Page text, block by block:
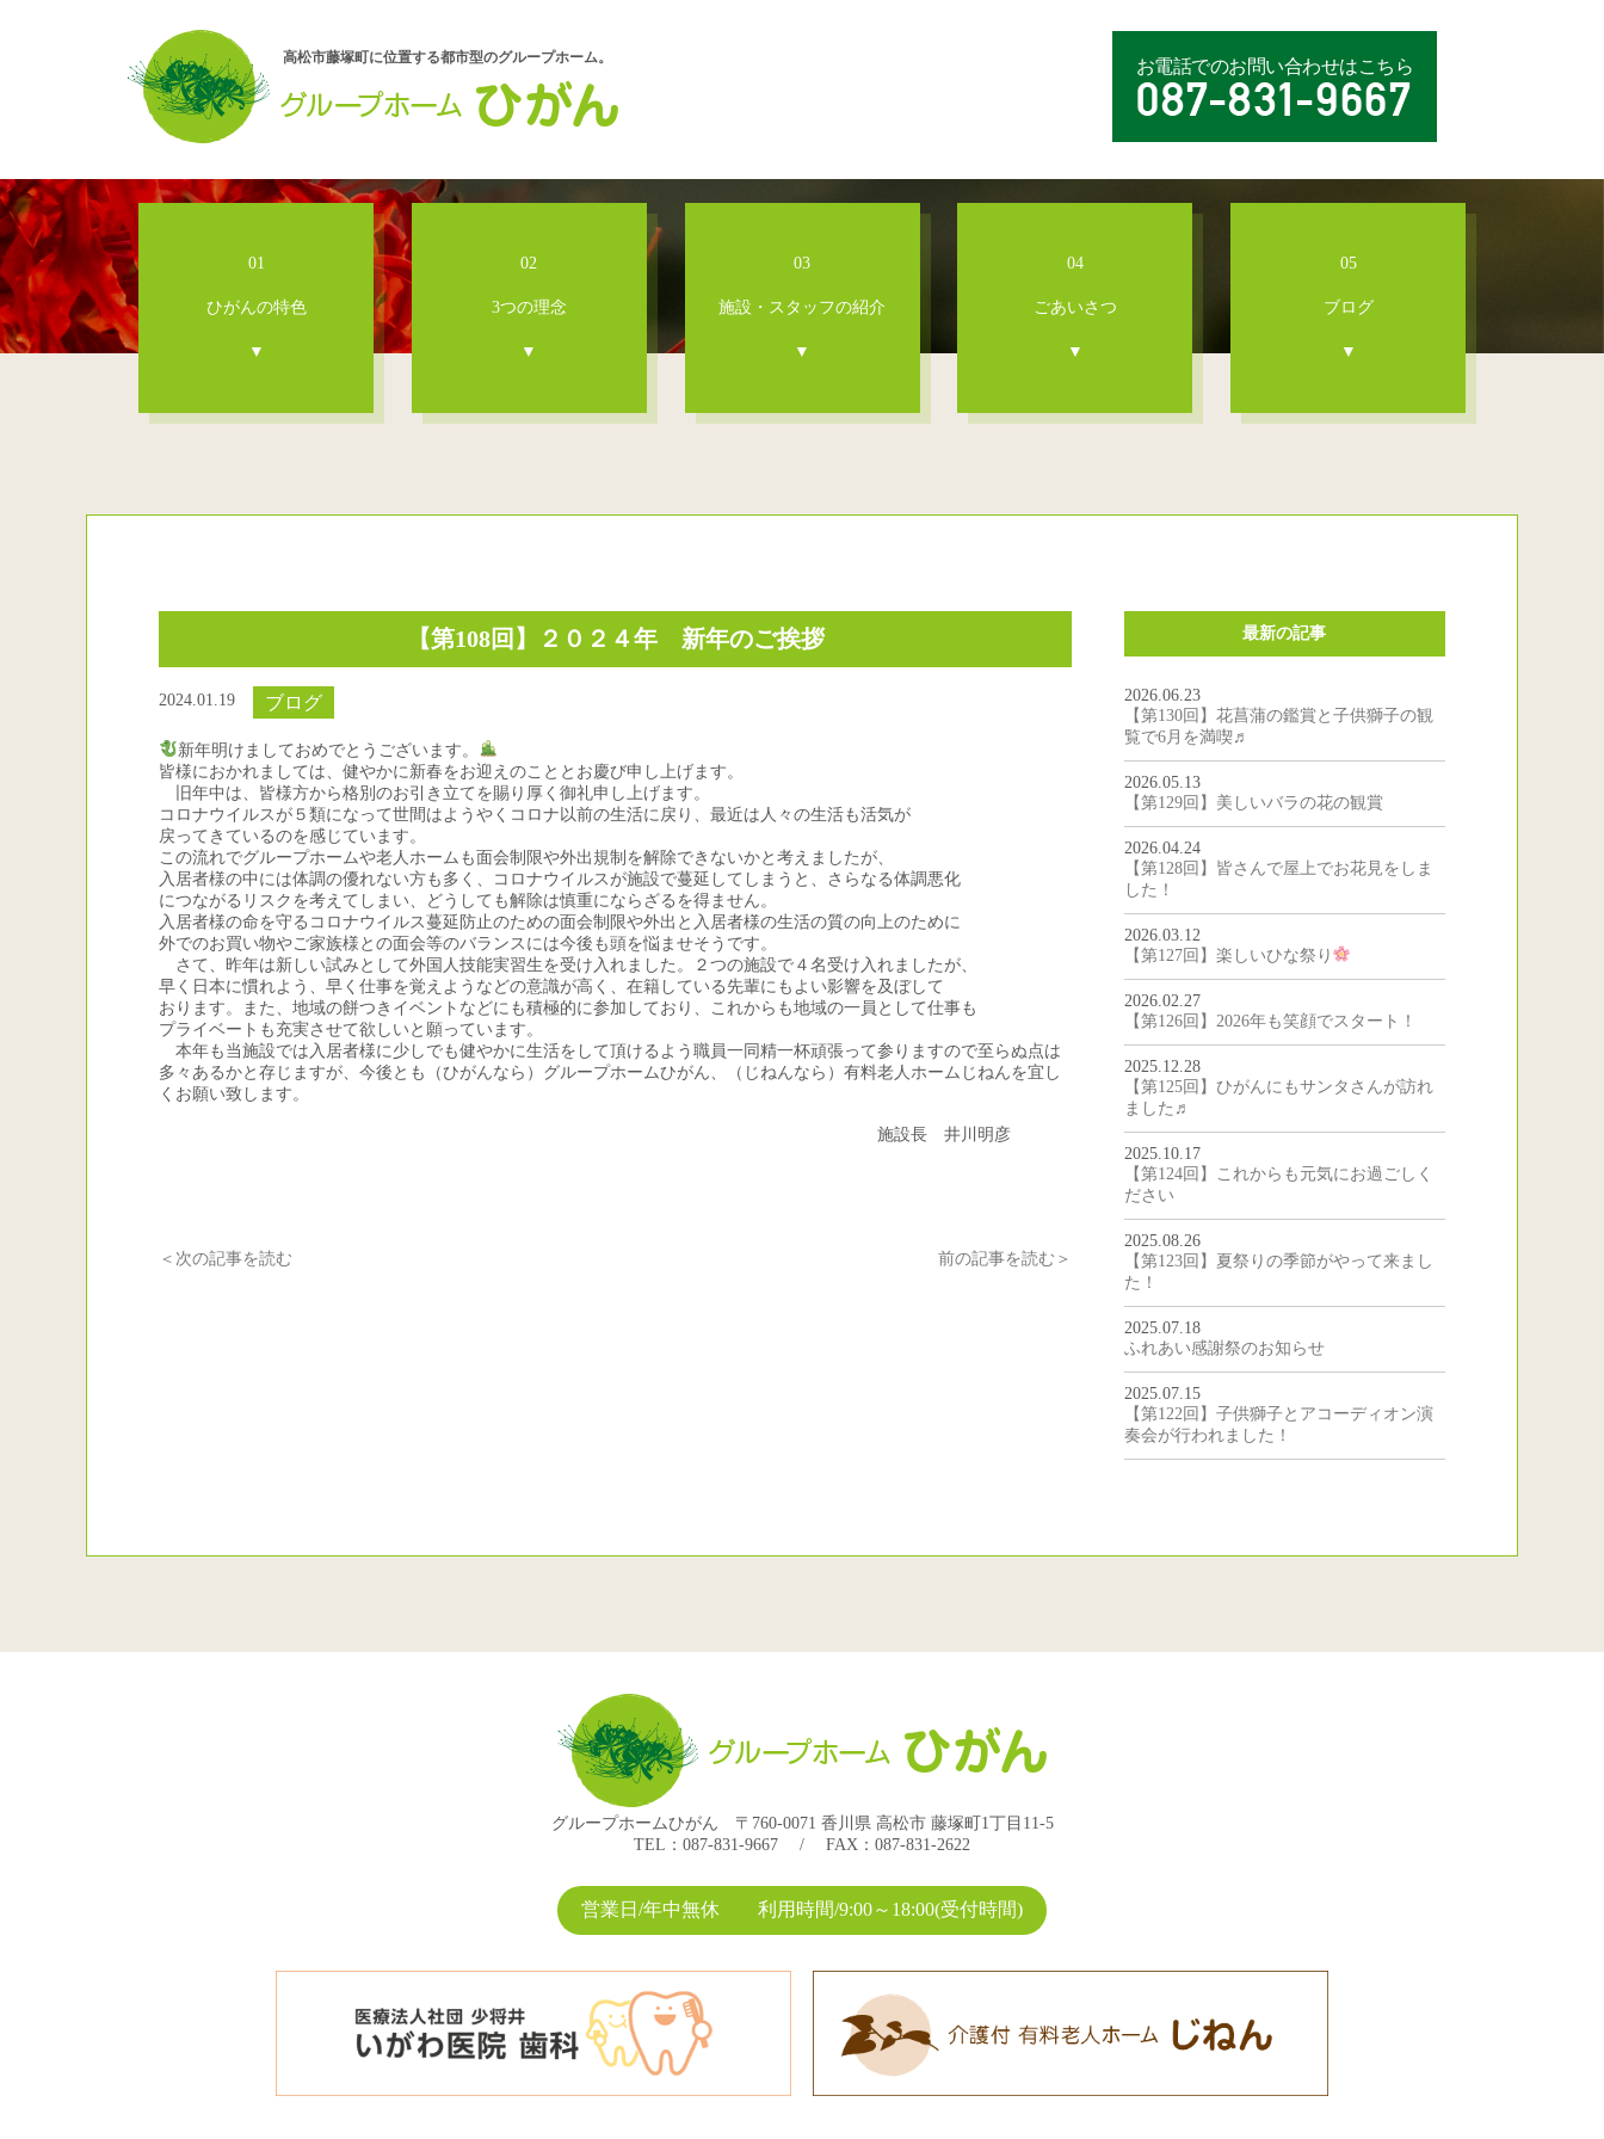
高松市藤塚町に位置する都市型のグループホーム。 お電話でのお問い合わせはこちら
01
ひがんの特色
▼
02
3つの理念
▼
03
施設・スタッフの紹介
▼
04
ごあいさつ
▼
05
ブログ
▼
【第108回】２０２４年 新年のご挨拶
2024.01.19 ブログ
新年明けましておめでとうございます。
皆様におかれましては、健やかに新春をお迎えのことと お慶び申し上げます。
旧年中は、皆様方から格別のお引き立てを賜り厚く御礼申し上げます。
コロナウイルスが５類になって世間はようやくコロナ以前の生活に戻り、最近は人々の生活も活気が
戻ってきているのを感じています。
この流れでグループホームや老人ホームも面会制限や外出規制を解除できないかと考えましたが、
入居者様の中には体調の優れない方も多く、コロナウイルスが施設で蔓延してしまうと、さらなる体調悪化
につながるリスクを考えてしまい、どうしても解除は慎重にならざるを得ません。
入居者様の命を守るコロナウイルス蔓延防止のための面会制限や外出と入居者様の生活の質の向上のために
外でのお買い物やご家族様との面会等のバランスには今後も頭を悩ませそうです。
さて、昨年は新しい試みとして外国人技能実習生を受け入れました。２つの施設で４名受け入れましたが、
早く日本に慣れよう、早く仕事を覚えようなどの意識が高く、在籍している先輩にもよい影響を及ぼして
おります。また、地域の餅つきイベントなどにも積極的に参加しており、これからも地域の一員として仕事も
プライベートも充実させて欲しいと願っています。
本年も当施設では入居者様に少しでも健やかに生活をして頂けるよう職員一同精一杯頑張って参りますので至らぬ点は
多々あるかと存じますが、今後とも（ひがんなら）グループホームひがん、（じねんなら）有料老人ホームじねんを宜し
くお願い致します。
施設長 井川明彦
前の記事を読む＞
＜次の記事を読む
最新の記事
2026.06.23
【第130回】花菖蒲の鑑賞と子供獅子の観
覧で6月を満喫♬
2026.05.13
【第129回】美しいバラの花の観賞
2026.04.24
【第128回】皆さんで屋上でお花見をしま
した！
2026.03.12
【第127回】楽しいひな祭り
2026.02.27
【第126回】2026年も笑顔でスタート！
2025.12.28
【第125回】ひがんにもサンタさんが訪れ
ました♬
2025.10.17
【第124回】これからも元気にお過ごしく
ださい
2025.08.26
【第123回】夏祭りの季節がやって来まし
た！
2025.07.18
ふれあい感謝祭のお知らせ
2025.07.15
【第122回】子供獅子とアコーディオン演
奏会が行われました！
グループホームひがん 〒760-0071 香川県 高松市 藤塚町1丁目11-5
TEL：087-831-9667 / FAX：087-831-2622
営業日/年中無休 利用時間/9:00～18:00(受付時間)